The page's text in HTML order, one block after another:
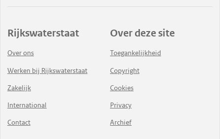
Rijkswaterstaat
Over ons
Werken bij Rijkswaterstaat
Zakelijk
International
Contact
Over deze site
Toegankelijkheid
Copyright
Cookies
Privacy
Archief